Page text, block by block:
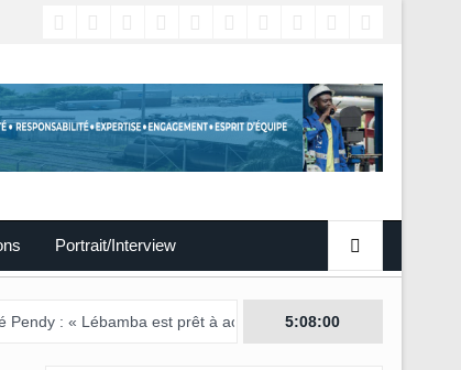
Portrait/Interview
est prêt à accueillir ce grand événement »
5:08:01